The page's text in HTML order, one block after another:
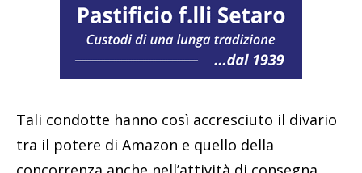
Tali condotte hanno così accresciuto il divario
tra il potere di Amazon e quello della